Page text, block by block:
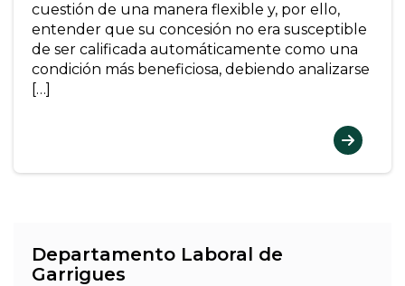
cuestión de una manera flexible y, por ello,
entender que su concesión no era susceptible
de ser calificada automáticamente como una
condición más beneficiosa, debiendo analizarse
[…]
Departamento Laboral de
Garrigues